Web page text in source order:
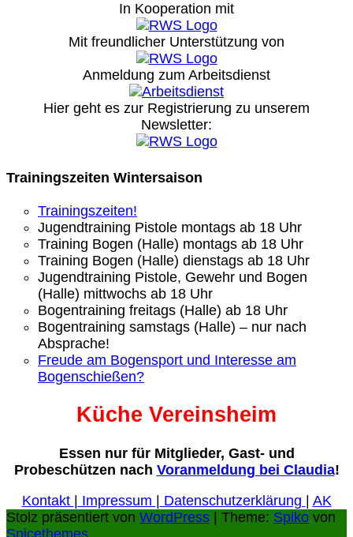
In Kooperation mit
Mit freundlicher Unterstützung von
Anmeldung zum Arbeitsdienst
Hier geht es zur Registrierung zu unserem
Newsletter:
Trainingszeiten Wintersaison
Trainingszeiten!
Jugendtraining Pistole montags ab 18 Uhr
Training Bogen (Halle) montags ab 18 Uhr
Training Bogen (Halle) dienstags ab 18 Uhr
Jugendtraining Pistole, Gewehr und Bogen
(Halle) mittwochs ab 18 Uhr
Bogentraining freitags (Halle) ab 18 Uhr
Bogentraining samstags (Halle) – nur nach
Absprache!
Freude am Bogensport und Interesse am
Bogenschießen?
Küche Vereinsheim
Essen nur für Mitglieder, Gast- und
Probeschützen nach Voranmeldung bei Claudia!
Kontakt | Impressum | Datenschutzerklärung | AK
Stolz präsentiert von WordPress | Theme: Spiko von
Spicethemes